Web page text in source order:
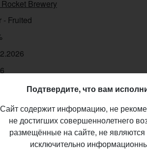
Brewery
- Fruited
Подтвердите, что вам
Сайт содержит информацию, не
не достигших совершеннолетнего
размещённые на сайте, не являются
исключительно